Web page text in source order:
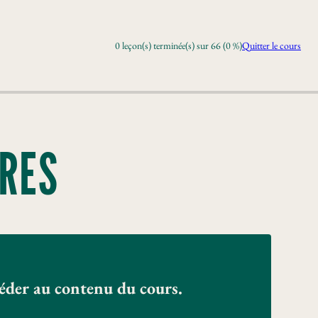
0 leçon(s) terminée(s) sur 66 (0 %)Quitter le cours
au contenu du cours.